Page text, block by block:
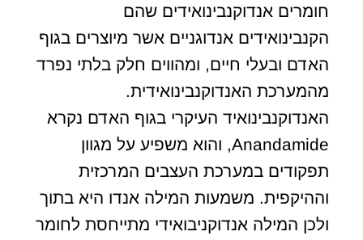
חומרים אנדוקנבינואידים שהם
הקנבינואידים אנדוגניים אשר מיוצרים בגוף
האדם ובעלי חיים, ומהווים חלק בלתי נפרד
מהמערכת האנדוקנבינואידית.
האנדוקנבינואיד העיקרי בגוף האדם נקרא
Anandamide, והוא משפיע על מגוון
תפקודים במערכת העצבים המרכזית
וההיקפית. משמעות המילה אנדו היא בתוך
ולכן המילה אנדוקניבואידי מתייחסת לחומר